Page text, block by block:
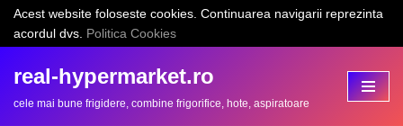
Sari
conținut
Acest website foloseste cookies. Continuarea navigarii reprezinta
acordul dvs. Politica Cookies
real-hypermarket.ro
cele mai bune frigidere, combine frigorifice, hote, aspiratoare